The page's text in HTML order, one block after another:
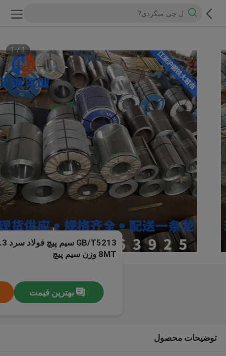
1
/
1
8MT وزن سیم پیچ
بهترین قیمت
توضیحات محصول